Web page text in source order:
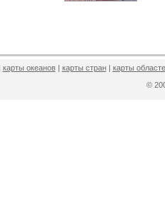
карты океанов| карты стран| карты
©